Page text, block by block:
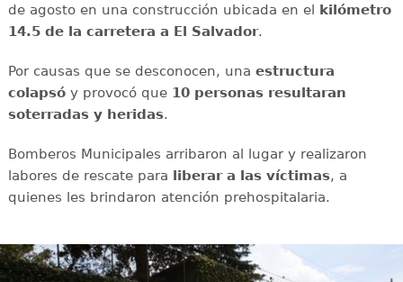
de agosto en una construcción ubicada en el kilómetro
14.5 de la carretera a El Salvador.
Por causas que se desconocen, una estructura
colapsóy provocó que 10 personas resultaran
soterradas y heridas.
Bomberos Municipales arribaron al lugar y realizaron
labores de rescate para liberar a las víctimas, a
quienes les brindaron atención prehospitalaria.